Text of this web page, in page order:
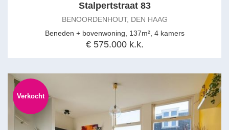
Stalpertstraat 83
BENOORDENHOUT, DEN HAAG
Beneden + bovenwoning, 137m², 4 kamers
€ 575.000 k.k.
Verkocht